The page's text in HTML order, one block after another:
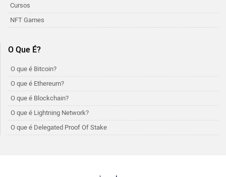
Cursos
NFT Games
O Que É?
O que é Bitcoin?
O que é Ethereum?
O que é Blockchain?
O que é Lightning Network?
O que é Delegated Proof Of Stake